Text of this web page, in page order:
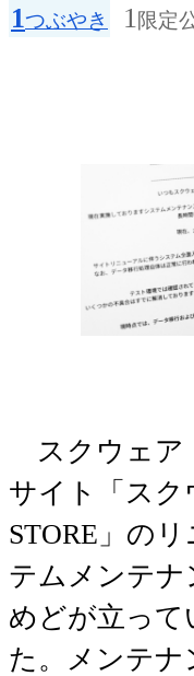
1つぶやき 1 限定
スクウェア
サイト「スク
STORE」の
テムメンテナ
めどが立って
た。メンテナ